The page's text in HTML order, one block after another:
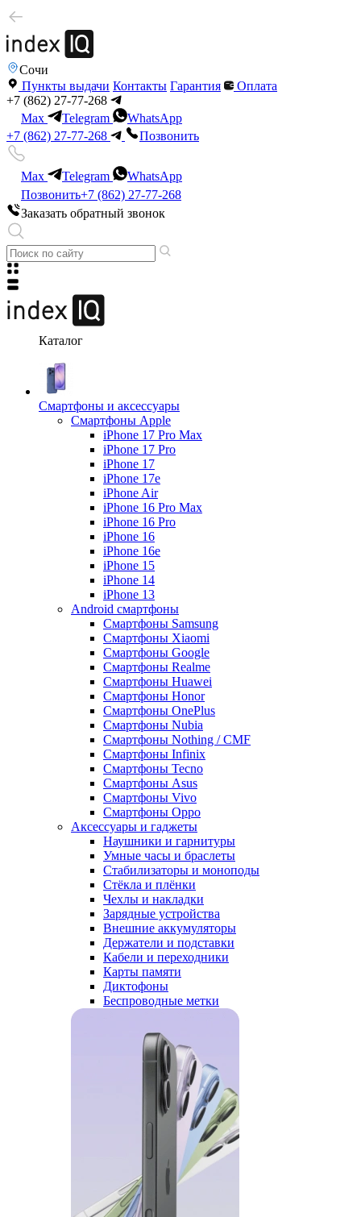
Сочи
Пункты выдачи Контакты Гарантия
Оплата
+7 (862) 27-77-268
Max
Telegram
WhatsApp
+7 (862) 27-77-268
Позвонить
Max Telegram
WhatsApp
Позвонить+7 (862) 27-77-268
Заказать обратный звонок
Каталог
Смартфоны и аксессуары
Смартфоны Apple
iPhone 17 Pro Max
iPhone 17 Pro
iPhone 17
iPhone 17e
iPhone Air
iPhone 16 Pro Max
iPhone 16 Pro
iPhone 16
iPhone 16e
iPhone 15
iPhone 14
iPhone 13
Android cмартфоны
Смартфоны Samsung
Смартфоны Xiaomi
Смартфоны Google
Смартфоны Realme
Смартфоны Huawei
Смартфоны Honor
Смартфоны OnePlus
Смартфоны Nubia
Смартфоны Nothing / CMF
Смартфоны Infinix
Смартфоны Tecno
Смартфоны Asus
Смартфоны Vivo
Смартфоны Oppo
Аксессуары и гаджеты
Наушники и гарнитуры
Умные часы и браслеты
Стабилизаторы и моноподы
Стёкла и плёнки
Чехлы и накладки
Зарядные устройства
Внешние аккумуляторы
Держатели и подставки
Кабели и переходники
Карты памяти
Диктофоны
Беспроводные метки